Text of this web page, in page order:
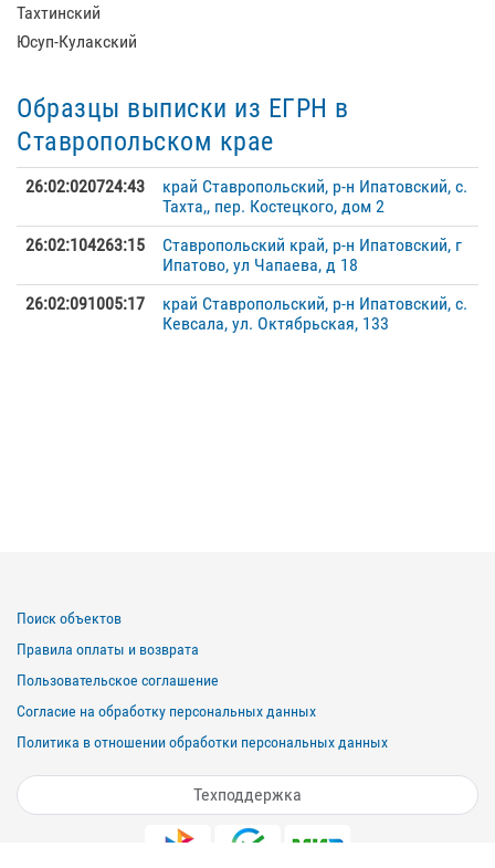
Тахтинский
Юсуп-Кулакский
Образцы выписки из ЕГРН в
Ставропольском крае
26:02:020724:43
край Ставропольский, р-н Ипатовский, с.
Тахта,, пер. Костецкого, дом 2
26:02:104263:15
Ставропольский край, р-н Ипатовский, г
Ипатово, ул Чапаева, д 18
26:02:091005:17
край Ставропольский, р-н Ипатовский, с.
Кевсала, ул. Октябрьская, 133
Поиск объектов
Правила оплаты и возврата
Пользовательское соглашение
Согласие на обработку персональных данных
Политика в отношении обработки персональных данных
Техподдержка